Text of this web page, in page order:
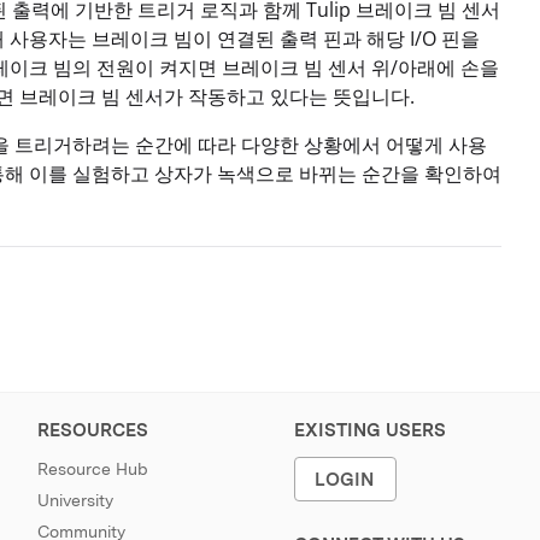
력에 기반한 트리거 로직과 함께 Tulip 브레이크 빔 센서
용자는 브레이크 빔이 연결된 출력 핀과 해당 I/O 핀을
크 빔의 전원이 켜지면 브레이크 빔 센서 위/아래에 손을
브레이크 빔 센서가 작동하고 있다는 뜻입니다.
리거하려는 순간에 따라 다양한 상황에서 어떻게 사용
이를 실험하고 상자가 녹색으로 바뀌는 순간을 확인하여
RESOURCES
Resource Hub
University
Community
EXISTING USERS
LOGIN